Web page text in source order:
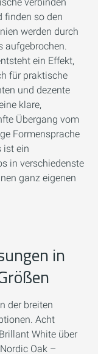
verbinden
finden so den
werden durch
aufgebrochen.
ein Effekt,
für praktische
und dezente
klare,
Übergang vom
Formensprache
ist ein
in verschiedenste
ganz eigenen
in
der breiten
Acht
White über
Oak –